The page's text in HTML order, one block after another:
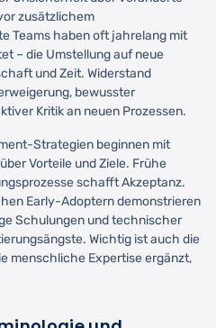
zusätzlichem
Teams haben oft jahrelang mit
– die Umstellung auf neue
und Zeit. Widerstand
bewusster
Kritik an neuen Prozessen.
Strategien beginnen mit
Vorteile und Ziele. Frühe
schafft Akzeptanz.
Early-Adoptern demonstrieren
Schulungen und technischer
Wichtig ist auch die
menschliche Expertise ergänzt,